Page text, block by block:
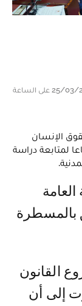
في 25/03/2024 على الساعة 10:00, تحديث بتاريخ 25/03/2024 على الساعة
الإنسان
26 مارس 2024، اجتماعا لمتابعة دراسة
رقم 02.23 يتعلق بالمسطرة
القانون
إلى أن